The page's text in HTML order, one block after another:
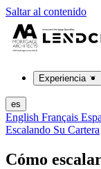
Saltar al contenido
Experiencia
es
English Français
Escalando Su Cartera
Cómo